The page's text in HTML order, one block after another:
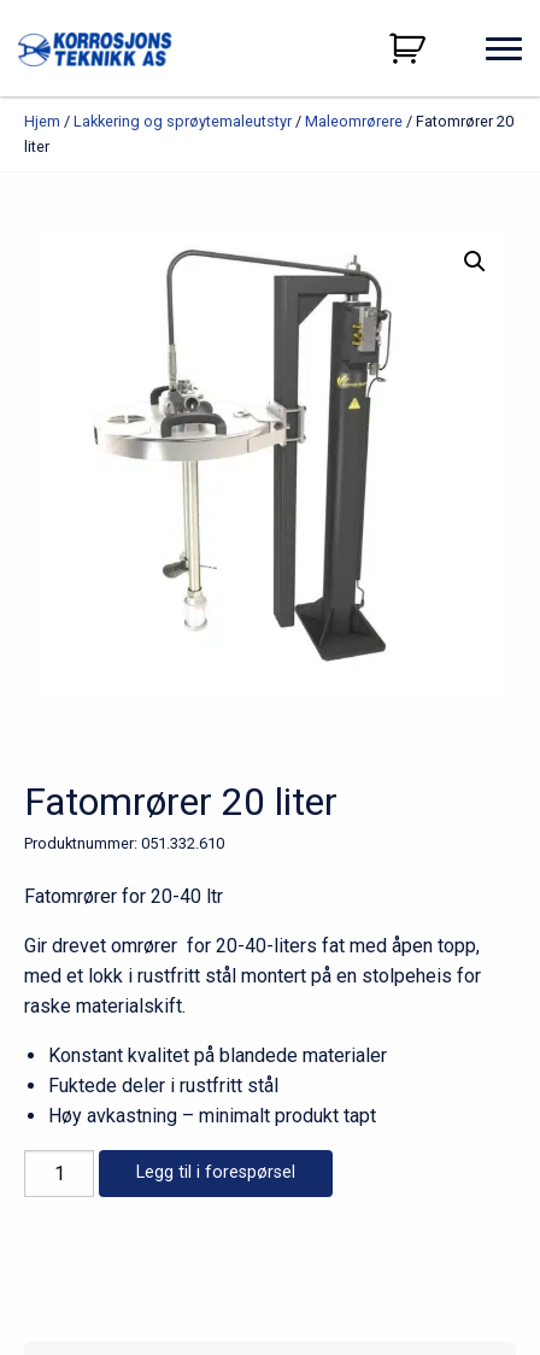
Hjem / Lakkering og sprøytemaleutstyr/ Maleomrørere / Fatomrører 20
liter
Fatomrører 20 liter
Produktnummer: 051.332.610
Fatomrører for 20-40 ltr
Gir drevet omrører for 20-40-liters fat med åpen topp,
med et lokk i rustfritt stål montert på en stolpeheis for
raske materialskift.
Konstant kvalitet på blandede materialer
Fuktede deler i rustfritt stål
Høy avkastning – minimalt produkt tapt
Fatomrører
20
Legg til i forespørsel